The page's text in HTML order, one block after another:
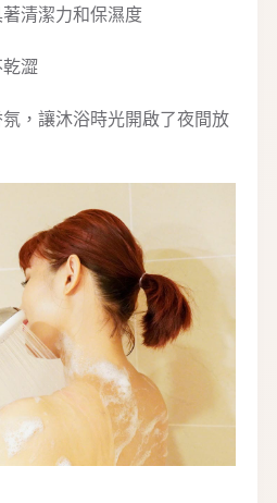
清潔力和保濕度
澀
，讓沐浴時光開啟了夜間放